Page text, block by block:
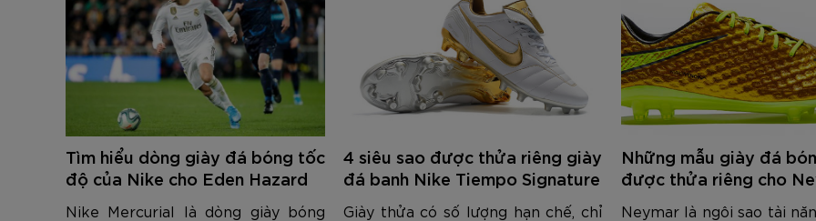
Tìm hiểu dòng giày đá bóng tốc
độ của Nike cho Eden Hazard
Nike Mercurial là dòng giày bóng
4 siêu sao được thửa riêng giày
đá banh Nike Tiempo Signature
Giày thửa có số lượng hạn chế, chỉ
Những mẫu giày đá
được thửa riêng cho
Neymar là ngôi sao tài